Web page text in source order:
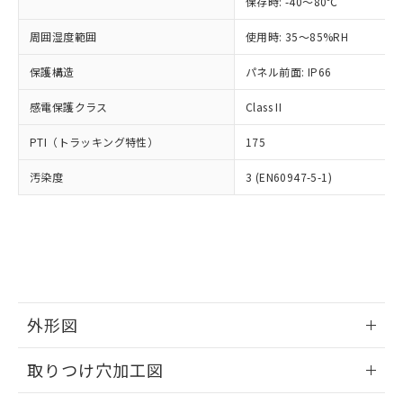
周囲湿度範囲 使用時: 35～85%RH
保護構造 パネル前面: IP66
感電保護クラス Class II
PTI（トラッキング特性） 175
汚染度 3 (EN60947-5-1)
外形図
取りつけ穴加工図
様のお取引先、またはお客様担当のオ
ムロン制御機器販売店・当社販売員に
オムロン制御機器販売店や当社販売拠
販売ネットワーク
」をご確認
ください。
在庫状況および標準価格結果を当社の
事前の承諾なく第三者に漏洩または開
マイパーツ機能（部品リスト作成サー
および当社の共同利用者が、当社の製
※当社の共同利用者とは、
の共同利用に関して"
の「1.共同利
ルベンジル（BBP） 1000ppm以下、フタル酸ジブチル
（DBP） 1000ppm以下、フタル酸ジイソブチル
(DIBP) 1000ppm以下
フタル酸エステル類の４物質については閾値を超える意
図的な使用がないことを確認しています。
※2 対応予定月
部品在庫の切り替え状況などにより、予定
月が前後することがあります。
とができます。
EU RoHS指令（10物質）の非含有証明書
DBP(フタル酸ジブチル) : 1000ppm、 DIBP(フタル酸ジ
イソブチル) : 1000ppm、 BBP(フタル酸ブチルベンジ
ル) : 1000ppm、
DEHP(フタル酸ビス(2-エチルヘキシル)) : 1000ppm
※2 環境保護使用期限
「ｅ」：有害物質（10物質）のすべてが基
準値以下であることを示します。
「10」：通常の使用状況下において有害物
質が外部に漏えいし、環境に深刻な影響を
全に破砕するなど、違法に輸出されな
いよう必要な手段を講じます。
ル、化学兵器、生物兵器またはその他
武器並びにこれらの製造装置等に一切
使用いたしません。
当社は、貴社製品を第三者に販売する
場合は、上記1、2および3の内容を当
該第三者に通知します。また当社は、
販売先および販売に係わる関係者が違
法に輸出するおそれがある場合は、取
一定数には満たないが在庫あり
在庫なし(最新の在庫状況につ
いては、お客様のお取引先、ま
たはお客様担当のオムロン制御
機器販売店・当社販売員にご確
認ください)
受注生産機種、また在庫状況の